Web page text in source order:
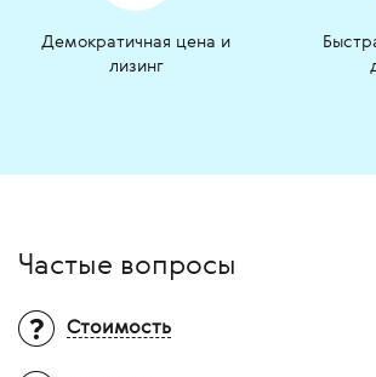
Демократичная цена и
лизинг
Частые вопросы
Стоимость